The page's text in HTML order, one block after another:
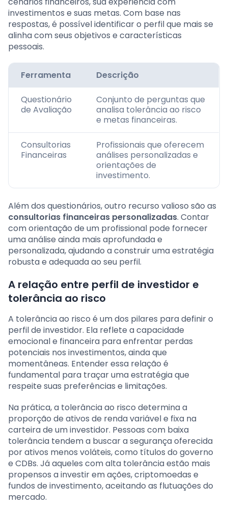
investimentos e suas metas. Com base nas
respostas, é possível identificar o perfil que mais se
alinha com seus objetivos e características
pessoais.
Ferramenta Descrição
Questionário
de Avaliação
Conjunto de perguntas que
analisa tolerância ao risco
e metas financeiras.
Consultorias
Financeiras
Profissionais que oferecem
análises personalizadas e
orientações de
investimento.
Além dos questionários, outro recurso valioso são as
consultorias financeiras personalizadas. Contar
com orientação de um profissional pode fornecer
uma análise ainda mais aprofundada e
personalizada, ajudando a construir uma estratégia
robusta e adequada ao seu perfil.
A relação entre perfil de investidor e
tolerância ao risco
A tolerância ao risco é um dos pilares para definir o
perfil de investidor. Ela reflete a capacidade
emocional e financeira para enfrentar perdas
potenciais nos investimentos, ainda que
momentâneas. Entender essa relação é
fundamental para traçar uma estratégia que
respeite suas preferências e limitações.
Na prática, a tolerância ao risco determina a
proporção de ativos de renda variável e fixa na
carteira de um investidor. Pessoas com baixa
tolerância tendem a buscar a segurança oferecida
por ativos menos voláteis, como títulos do governo
e CDBs. Já aqueles com alta tolerância estão mais
propensos a investir em ações, criptomoedas e
fundos de investimento, aceitando as flutuações do
mercado.